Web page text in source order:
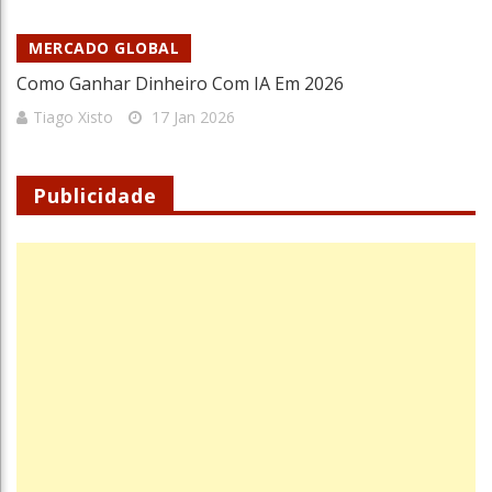
MERCADO GLOBAL
Como Ganhar Dinheiro Com IA Em 2026
Tiago Xisto 17 Jan 2026
Publicidade